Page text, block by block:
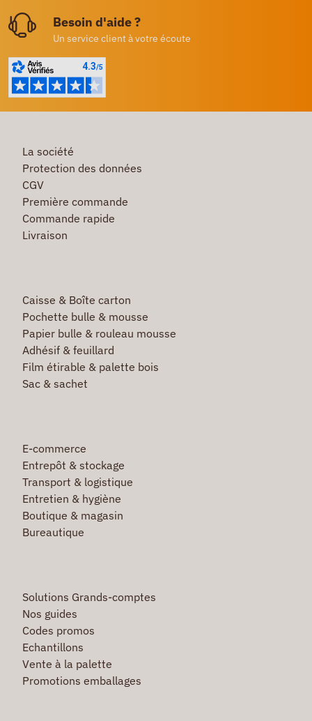
Besoin d'aide ?
Un service client à votre écoute
La société
Protection des données
CGV
Première commande
Commande rapide
Livraison
Caisse & Boîte carton
Pochette bulle & mousse
Papier bulle & rouleau mousse
Adhésif & feuillard
Film étirable & palette bois
Sac & sachet
E-commerce
Entrepôt & stockage
Transport & logistique
Entretien & hygiène
Boutique & magasin
Bureautique
Solutions Grands-comptes
Nos guides
Codes promos
Echantillons
Vente à la palette
Promotions emballages